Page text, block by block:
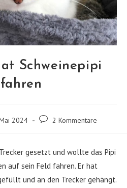
Schweinepipi
2024
Beitrags-2 Kommentare
gesetzt und wollte das Pipi
auf sein Feld fahren. Er hat
und an den Trecker gehängt.